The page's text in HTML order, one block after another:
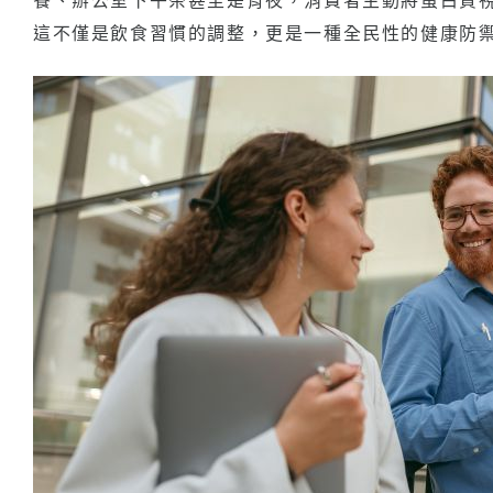
這不僅是飲食習慣的調整，更是一種全民性的健康防